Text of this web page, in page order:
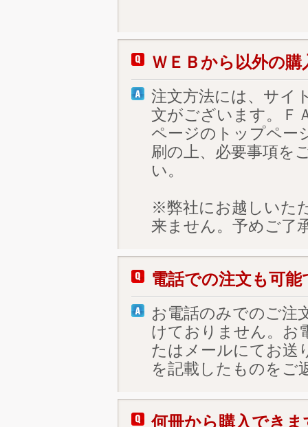
ＷＥＢから以外の
注文方法には、サイ
文がございます。Ｆ
ページのトップペー
刷の上、必要事項を
い。
※弊社にお越しいた
来ません。予めご了
電話での注文も可能
お電話のみでのご注
けておりません。お
たはメールにてお送
を記載したものをご
何冊から購入できま